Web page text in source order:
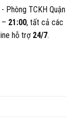
Phòng TCKH Quận
– 21:00, tất cả các
hỗ trợ 24/7.